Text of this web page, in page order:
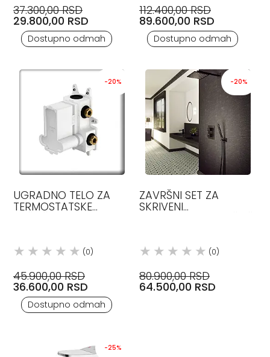
37.300,00 RSD
29.800,00 RSD
Dostupno odmah
112.400,00 RSD
89.600,00 RSD
Dostupno odmah
-20%
UGRADNO TELO ZA
TERMOSTATSKE
(0)
45.900,00 RSD
36.600,00 RSD
Dostupno odmah
-20%
ZAVRŠNI SET ZA
SKRIVENI
STEINBERG (0)
80.900,00 RSD
64.500,00 RSD
-25%